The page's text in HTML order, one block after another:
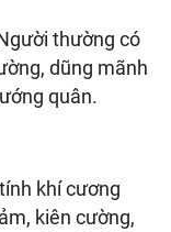
thường có
dũng mãnh
quân.
khí cương
kiên cường,